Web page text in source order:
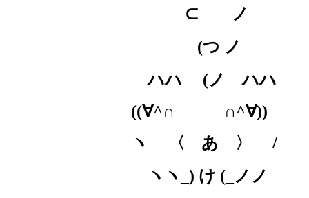
⊂ ノ
(つ ノ
ハハ
(ノ ハハ
((∀^∩ ∩^∀))
ヽ 〈 あ 〉
/
ヽヽ
_) け (_
ノノ